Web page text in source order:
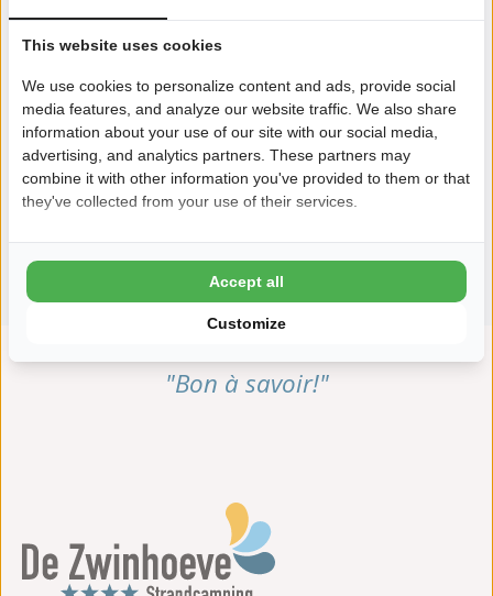
Voir toutes les installations
"Bon à savoir!"
This website uses cookies
We use cookies to personalize content and ads, provide social
media features, and analyze our website traffic. We also share
information about your use of our site with our social media,
advertising, and analytics partners. These partners may
combine it with other information you've provided to them or that
they've collected from your use of their services.
Customize
Accept all